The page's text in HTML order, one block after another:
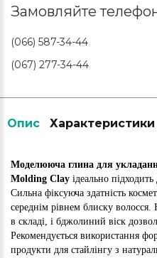
Замовляйте
(066) 587-34-44
(067) 277-34-44
Опис Характеристики
Моделююча глина для
Molding Clay ідеально
Сильна фіксуюча здатність
середнім рівнем блиску волосся.
в складі, і бджолиний віск
Рекомендується використання
продукти для стайлінгу з